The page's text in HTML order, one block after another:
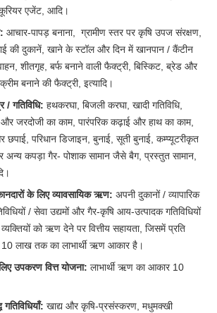
एजेंट, आदि।
आचार-पापड़ बनाना, ग्रामीण स्तर पर कृषि उपज संरक्षण,
की दुकानें, खाने के स्टॉल और दिन में खानपान / कैंटीन
शीतगृह, बर्फ बनाने वाली फैक्ट्री, बिस्किट, ब्रेड और
बनाने की फैक्ट्री, इत्यादि।
/ गतिविधि: हथकरघा, बिजली करघा, खादी गतिविधि,
जरदोजी का काम, पारंपरिक कढ़ाई और हाथ का काम,
छपाई, परिधान डिजाइन, बुनाई, सूती बुनाई, कम्प्यूटरीकृत
अन्य कपड़ा गैर- पोशाक सामान जैसे बैग, प्रस्तुत सामान,
के लिए व्यावसायिक ऋण: अपनी दुकानों / व्यापारिक
/ सेवा उद्यमों और गैर-कृषि आय-उत्पादक गतिविधियों
को ऋण देने पर वित्तीय सहायता, जिसमें प्रति
10 लाख तक का लाभार्थी ऋण आकार है।
उपकरण वित्त योजना: लाभार्थी ऋण का आकार 10
खाद्य और कृषि-प्रसंस्करण, मधुमक्खी